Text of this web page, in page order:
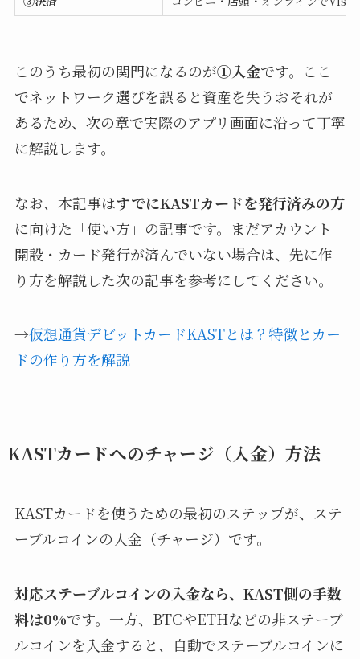
このうち最初の関門になるのが①入金です。ここ
でネットワーク選びを誤ると資産を失うおそれが
あるため、次の章で実際のアプリ画面に沿って丁寧
に解説します。
なお、本記事はすでにKASTカードを発行済みの方
に向けた「使い方」の記事です。まだアカウント
開設・カード発行が済んでいない場合は、先に作
り方を解説した次の記事を参考にしてください。
→仮想通貨デビットカードKASTとは？特徴とカー
ドの作り方を解説
KASTカードへのチャージ（入金）方法
KASTカードを使うための最初のステップが、ステ
ーブルコインの入金（チャージ）です。
対応ステーブルコインの入金なら、KAST側の手数
料は0%です。一方、BTCやETHなどの非ステーブ
ルコインを入金すると、自動でステーブルコインに